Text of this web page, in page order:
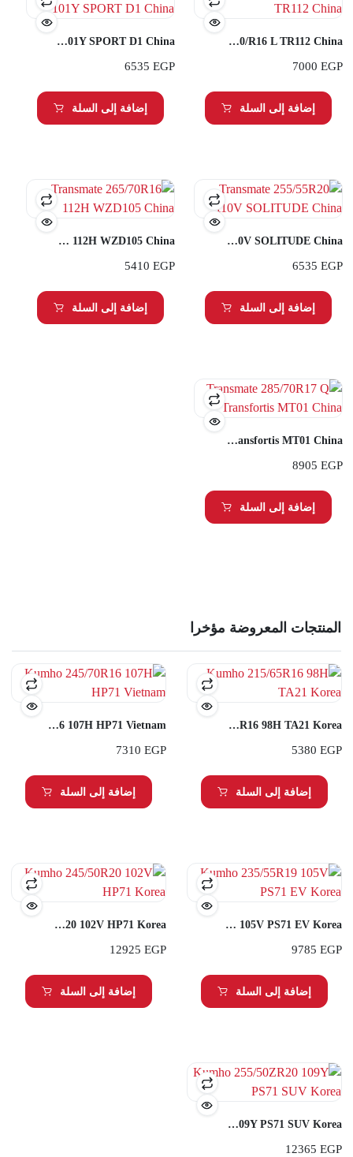
Transmate 750/R16 L TR112 China
7000 EGP
إضافة إلى السلة
Transmate 255/40R20 101Y SPORT D1 China
6535 EGP
إضافة إلى السلة
Transmate 255/55R20 110V SOLITUDE China
6535 EGP
إضافة إلى السلة
Transmate 265/70R16 112H WZD105 China
5410 EGP
إضافة إلى السلة
Transmate 285/70R17 Q Transfortis MT01 China
8905 EGP
إضافة إلى السلة
المنتجات المعروضة مؤخرا
Kumho 215/65R16 98H TA21 Korea
5380 EGP
إضافة إلى السلة
Kumho 245/70R16 107H HP71 Vietnam
7310EGP
إضافة إلى السلة
Kumho 235/55R19 105V PS71 EV Korea
9785 EGP
إضافة إلى السلة
Kumho 245/50R20 102V HP71 Korea
12925EGP
إضافة إلى السلة
Kumho 255/50ZR20 109Y PS71 SUV Korea
12365 EGP